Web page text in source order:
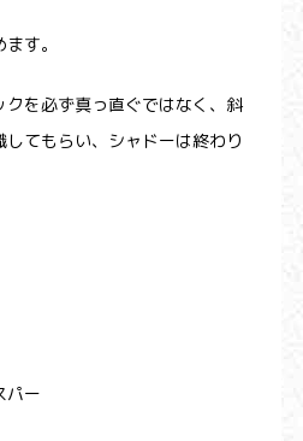
す。
を必ず真っ直ぐではなく、斜
てもらい、シャドーは終わり
パー